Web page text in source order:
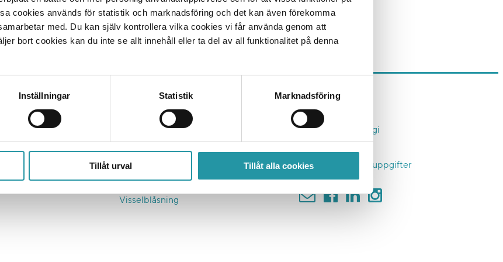
cookies används för statistik och marknadsföring och det kan även förekomma
med. Du kan själv kontrollera vilka cookies vi får använda genom att
bort cookies kan du inte se allt innehåll eller ta del av all funktionalitet på denna
Inställningar Statistik Marknadsföring
Tillåt urval Tillåt alla cookies
av branschens absolut högsta NKI som faktiskt vittnar om det. Besök
projektsida
så ska vi nog kunna övertyga dig om det vi och en hel del andra
byggentreprenör.
Ett hållbart bygge
Färdplan 2045
Hållbara medarbetare
KMA och BKMA
Visselblåsning
Om TL Bygg
Affärsidé & Strategi
Hantering personuppgifter